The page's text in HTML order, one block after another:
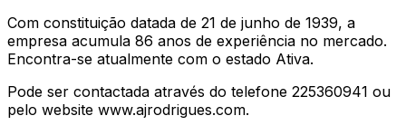
Com constituição datada de 21 de junho de 1939, a
empresa acumula 86 anos de experiência no mercado.
Encontra-se atualmente com o estado Ativa.
Pode ser contactada através do telefone 225360941 ou
pelo website www.ajrodrigues.com.